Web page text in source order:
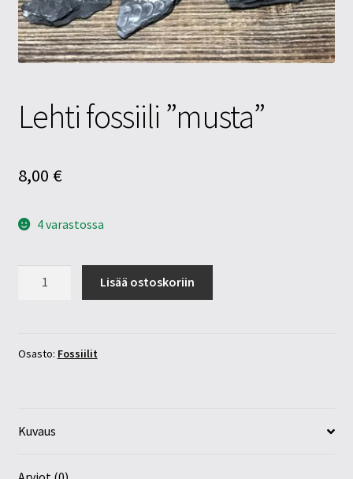
Tietosuojaseloste
Tuotteet
Lehti fossiili ”musta”
8,00 €
4 varastossa
Lisää ostoskoriin
Osasto: Fossiilit
Kuvaus